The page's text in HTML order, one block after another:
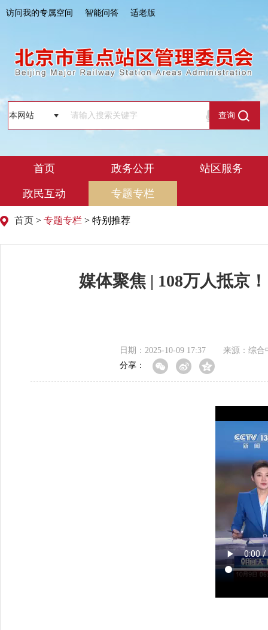
访问我的专属空间 智能问答 适老版
查询
首页 政务公开 站区服务
政民互动 专题专栏
首页 > 专题专栏 > 特别推荐
媒体聚焦 | 108万人抵京
日期：2025-10-09 17:37
来源：综合
分享：